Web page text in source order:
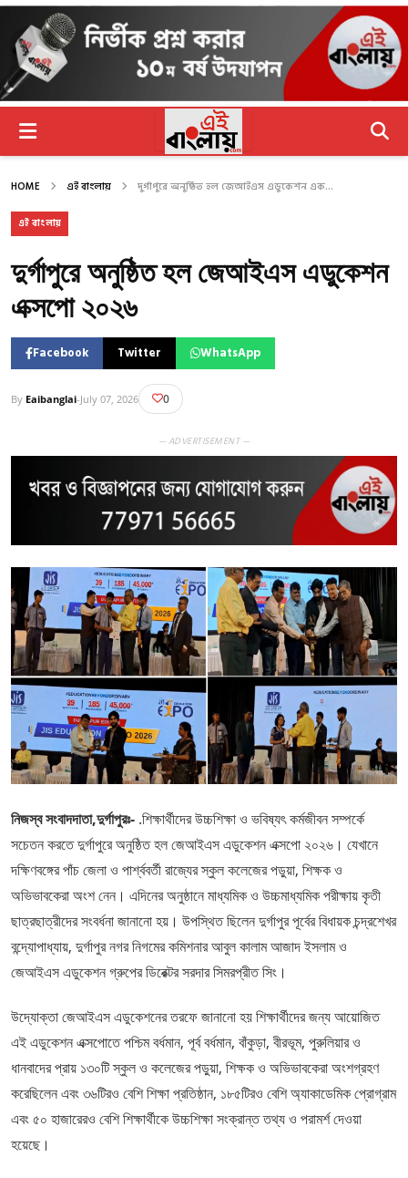
HOME এই বাংলায় দুর্গাপুরে অনুষ্ঠিত হল জেআইএস এডুকেশন এক...
এই বাংলায়
দুর্গাপুরে অনুষ্ঠিত হল জেআইএস এডুকেশন
এক্সপো ২০২৬
Facebook Twitter WhatsApp
By Eaibanglai-July 07, 2026 0
— ADVERTISEMENT —
নিজস্ব সংবাদদাতা,দুর্গাপুরঃ- .শিক্ষার্থীদের উচ্চশিক্ষা ও ভবিষ্যৎ কর্মজীবন সম্পর্কে
সচেতন করতে দুর্গাপুরে অনুষ্ঠিত হল জেআইএস এডুকেশন এক্সপো ২০২৬। যেখানে
দক্ষিণবঙ্গের পাঁচ জেলা ও পার্শ্ববর্তী রাজ্যের স্কুল কলেজের পড়ুয়া, শিক্ষক ও
অভিভাবকেরা অংশ নেন। এদিনের অনুষ্ঠানে মাধ্যমিক ও উচ্চমাধ্যমিক পরীক্ষায় কৃতী
ছাত্রছাত্রীদের সংবর্ধনা জানানো হয়। উপস্থিত ছিলেন দুর্গাপুর পূর্বের বিধায়ক চন্দ্রশেখর
বন্দ্যোপাধ্যায়, দুর্গাপুর নগর নিগমের কমিশনার আবুল কালাম আজাদ ইসলাম ও
জেআইএস এডুকেশন গ্রুপের ডিরেক্টর সরদার সিমরপ্রীত সিং।
উদ্যোক্তা জেআইএস এডুকেশনের তরফে জানানো হয় শিক্ষার্থীদের জন্য আয়োজিত
এই এডুকেশন এক্সপোতে পশ্চিম বর্ধমান, পূর্ব বর্ধমান, বাঁকুড়া, বীরভূম, পুরুলিয়ার ও
ধানবাদের প্রায় ১৩০টি স্কুল ও কলেজের পড়ুয়া, শিক্ষক ও অভিভাবকেরা অংশগ্রহণ
করেছিলেন এবং ৩৬টিরও বেশি শিক্ষা প্রতিষ্ঠান, ১৮৫টিরও বেশি অ্যাকাডেমিক প্রোগ্রাম
এবং ৫০ হাজারেরও বেশি শিক্ষার্থীকে উচ্চশিক্ষা সংক্রান্ত তথ্য ও পরামর্শ দেওয়া
হয়েছে।